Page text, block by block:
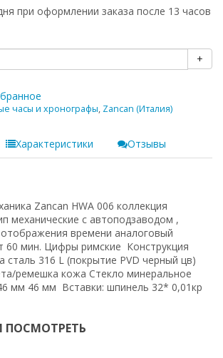
при оформлении заказа после 13 часов
+
часы и хронографы, Zancan (Италия)
Характеристики Отзывы
Zancan HWA 006 коллекция
механические с автоподзаводом ,
времени аналоговый
60 мин. Цифры римские Конструкция
сталь 316 L (покрытие PVD черный цв)
ремешка кожа Стекло минеральное
мм 46 мм Вставки: шпинель 32* 0,01кр
ПОСМОТРЕТЬ